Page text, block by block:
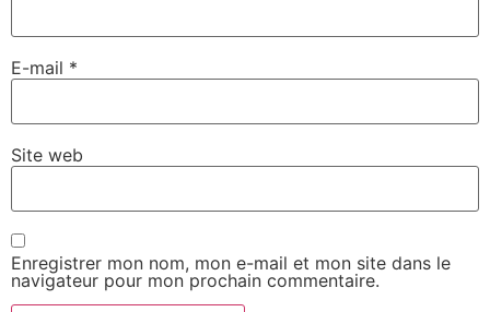
E-mail *
Site web
Enregistrer mon nom, mon e-mail et mon site dans le
navigateur pour mon prochain commentaire.